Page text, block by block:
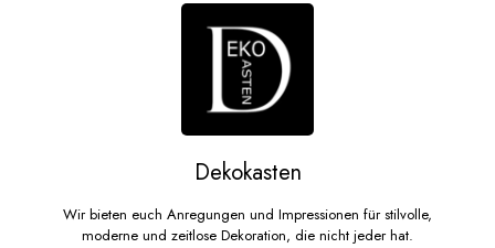
Dekokasten
Wir bieten euch Anregungen und Impressionen für stilvolle,
moderne und zeitlose Dekoration, die nicht jeder hat.